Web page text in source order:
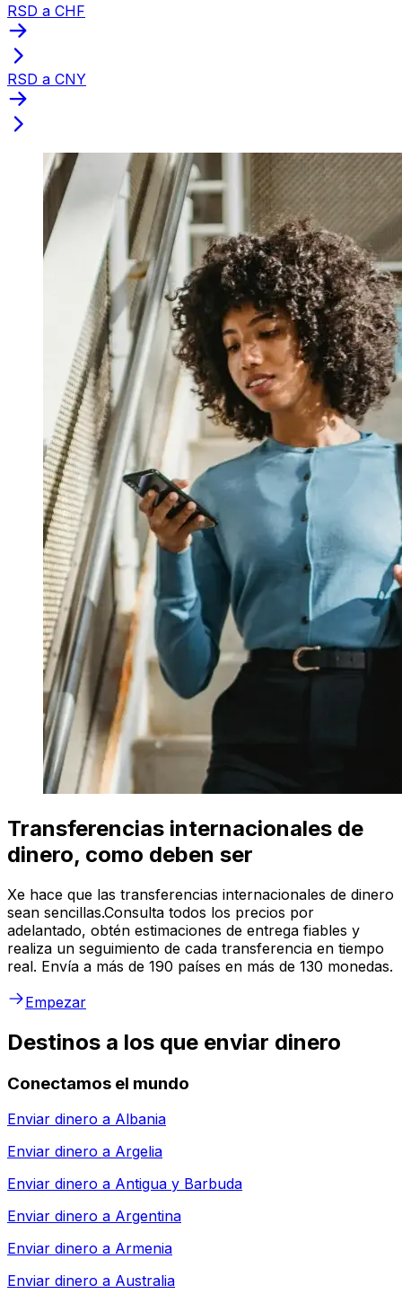
RSD a CHF
RSD a CNY
Transferencias internacionales de
dinero, como deben ser
Xe hace que las transferencias internacionales de dinero
sean sencillas.Consulta todos los precios por
adelantado, obtén estimaciones de entrega fiables y
realiza un seguimiento de cada transferencia en tiempo
real. Envía a más de 190 países en más de 130 monedas.
Empezar
Destinos a los que enviar dinero
Conectamos el mundo
Enviar dinero a Albania
Enviar dinero a Argelia
Enviar dinero a Antigua y Barbuda
Enviar dinero a Argentina
Enviar dinero a Armenia
Enviar dinero a Australia